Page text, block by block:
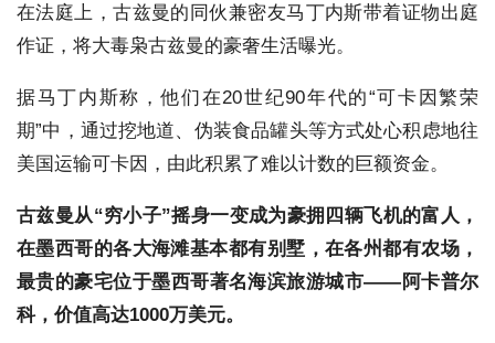
在法庭上，古兹曼的同伙兼密友马丁内斯带着证物出庭
作证，将大毒枭古兹曼的豪奢生活曝光。
据马丁内斯称，他们在20世纪90年代的“可卡因繁荣
期”中，通过挖地道、伪装食品罐头等方式处心积虑地往
美国运输可卡因，由此积累了难以计数的巨额资金。
古兹曼从“穷小子”摇身一变成为豪拥四辆飞机的富人，
在墨西哥的各大海滩基本都有别墅，在各州都有农场，
最贵的豪宅位于墨西哥著名海滨旅游城市——阿卡普尔
科，价值高达1000万美元。